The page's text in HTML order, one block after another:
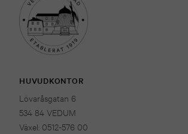
HUVUDKONTOR
Lövaråsgatan 6
534 84 VEDUM
Växel: 0512-576 00